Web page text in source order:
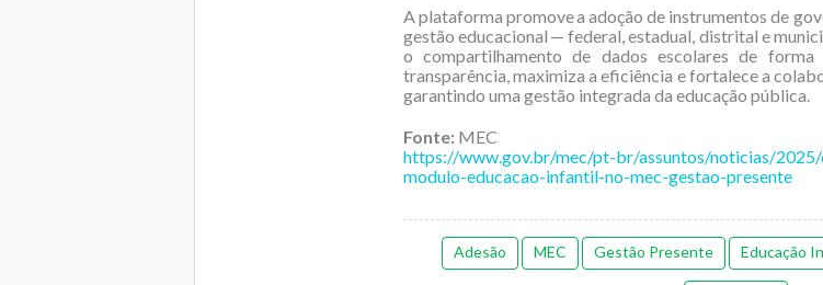
A plataforma promove a adoção de instrumentos de
gestão educacional — federal, estadual, distrital e
o compartilhamento de dados escolares de
transparência, maximiza a eficiência e fortalece a
garantindo uma gestão integrada da educação pública.
Fonte: MEC
https://www.gov.br/mec/pt-br/assuntos/noticias/
modulo-educacao-infantil-no-mec-gestao-presente
Adesão MEC Gestão Presente Educação